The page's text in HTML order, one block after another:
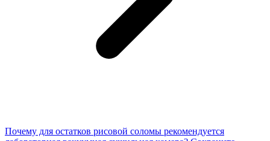
Почему для остатков рисовой соломы рекомендуется